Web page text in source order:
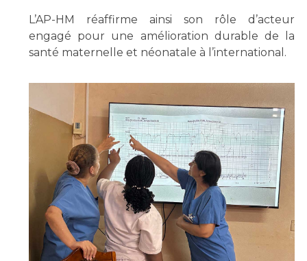
L’AP-HM réaffirme ainsi son rôle d’acteur
engagé pour une amélioration durable de la
santé maternelle et néonatale à l’international.